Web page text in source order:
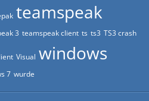
teamspeak
3 teamspeak client ts ts3 TS3 crash
Visual windows
7 wurde